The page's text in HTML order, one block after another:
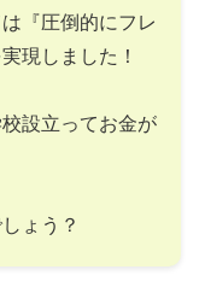
『圧倒的にフレ
現しました！
設立ってお金が
ょう？